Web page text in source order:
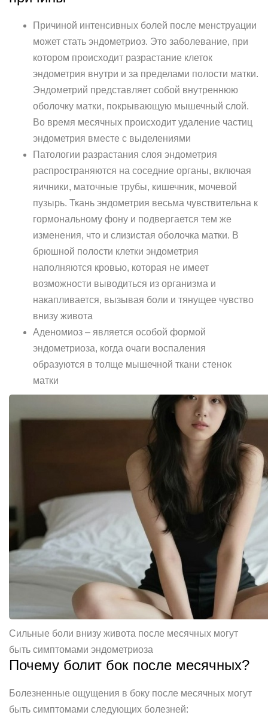
Причиной интенсивных болей после менструации
может стать эндометриоз. Это заболевание, при
котором происходит разрастание клеток
эндометрия внутри и за пределами полости матки.
Эндометрий представляет собой внутреннюю
оболочку матки, покрывающую мышечный слой.
Во время месячных происходит удаление частиц
эндометрия вместе с выделениями
Патологии разрастания слоя эндометрия
распространяются на соседние органы, включая
яичники, маточные трубы, кишечник, мочевой
пузырь. Ткань эндометрия весьма чувствительна к
гормональному фону и подвергается тем же
изменения, что и слизистая оболочка матки. В
брюшной полости клетки эндометрия
наполняются кровью, которая не имеет
возможности выводиться из организма и
накапливается, вызывая боли и тянущее чувство
внизу живота
Аденомиоз – является особой формой
эндометриоза, когда очаги воспаления
образуются в толще мышечной ткани стенок
матки
Сильные боли внизу живота после месячных могут
быть симптомами эндометриоза
Почему болит бок после месячных?
Болезненные ощущения в боку после месячных могут
быть симптомами следующих болезней: